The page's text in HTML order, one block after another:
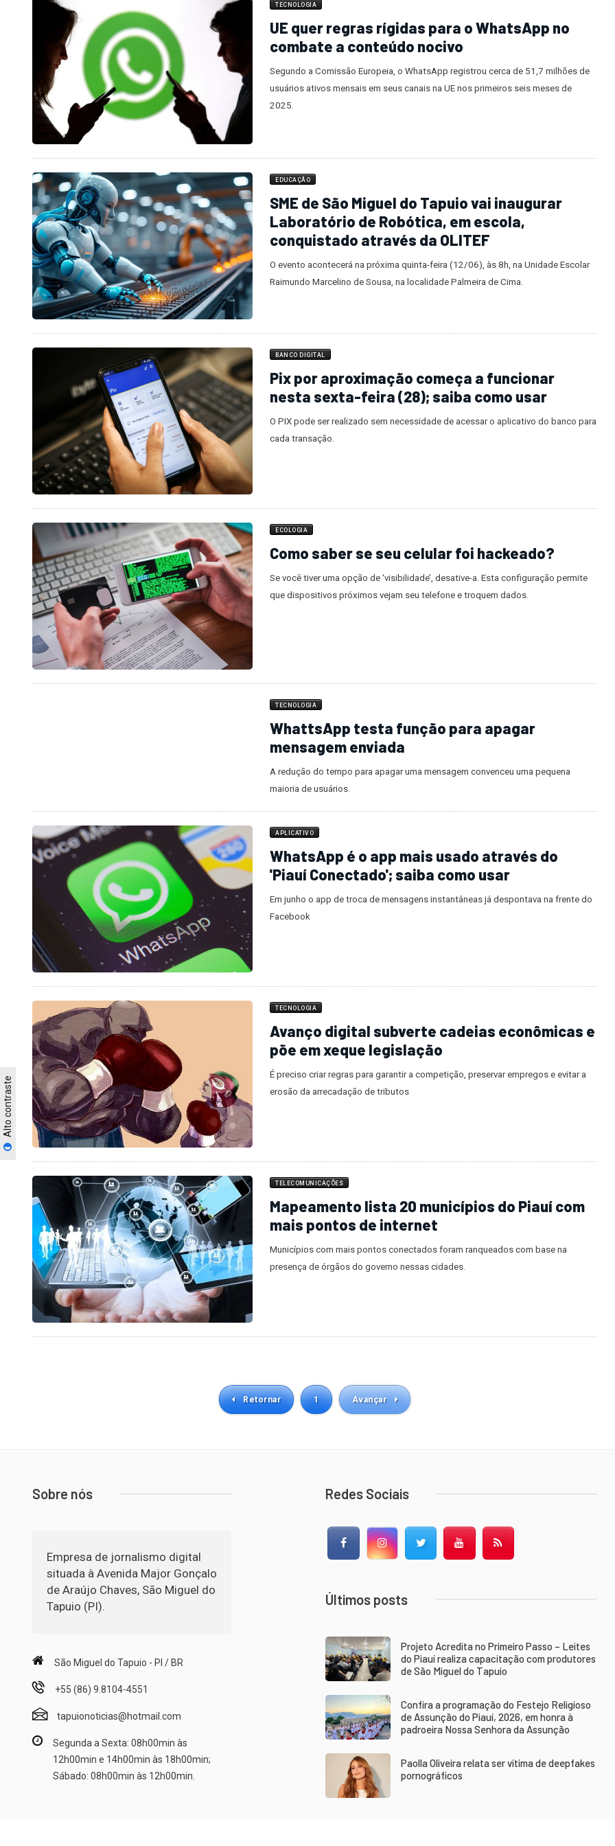
Alto contraste
TECNOLOGIA
UE quer regras rígidas para o WhatsApp no
combate a conteúdo nocivo
Segundo a Comissão Europeia, o WhatsApp registrou cerca de 51,7 milhões de
usuários ativos mensais em seus canais na UE nos primeiros seis meses de
2025.
EDUCAÇÃO
SME de São Miguel do Tapuio vai inaugurar
Laboratório de Robótica, em escola,
conquistado através da OLITEF
O evento acontecerá na próxima quinta-feira (12/06), às 8h, na Unidade Escolar
Raimundo Marcelino de Sousa, na localidade Palmeira de Cima.
BANCO DIGITAL
Pix por aproximação começa a funcionar
nesta sexta-feira (28); saiba como usar
O PIX pode ser realizado sem necessidade de acessar o aplicativo do banco para
cada transação.
ECOLOGIA
Como saber se seu celular foi hackeado?
Se você tiver uma opção de ‘visibilidade’, desative-a. Esta configuração permite
que dispositivos próximos vejam seu telefone e troquem dados.
TECNOLOGIA
WhattsApp testa função para apagar
mensagem enviada
A redução do tempo para apagar uma mensagem convenceu uma pequena
maioria de usuários.
APLICATIVO
WhatsApp é o app mais usado através do
'Piauí Conectado'; saiba como usar
Em junho o app de troca de mensagens instantâneas já despontava na frente do
Facebook
TECNOLOGIA
Avanço digital subverte cadeias econômicas e
põe em xeque legislação
É preciso criar regras para garantir a competição, preservar empregos e evitar a
erosão da arrecadação de tributos
TELECOMUNICAÇÕES
Mapeamento lista 20 municípios do Piauí com
mais pontos de internet
Municípios com mais pontos conectados foram ranqueados com base na
presença de órgãos do governo nessas cidades.
Retornar 1 Avançar
Sobre nós
Empresa de jornalismo digital
situada à Avenida Major Gonçalo
de Araújo Chaves, São Miguel do
Tapuio (PI).
São Miguel do Tapuio - PI / BR
+55 (86) 9.8104-4551
tapuionoticias@hotmail.com
Segunda a Sexta: 08h00min às
12h00min e 14h00min às 18h00min;
Sábado: 08h00min às 12h00min.
Redes Sociais
FacebookInstagram Twitter YouTube
Últimos posts
Projeto Acredita no Primeiro Passo – Leites
do Piauí realiza capacitação com produtores
de São Miguel do Tapuio
Confira a programação do Festejo Religioso
de Assunção do Piauí, 2026, em honra à
padroeira Nossa Senhora da Assunção
Paolla Oliveira relata ser vítima de deepfakes
pornográficos